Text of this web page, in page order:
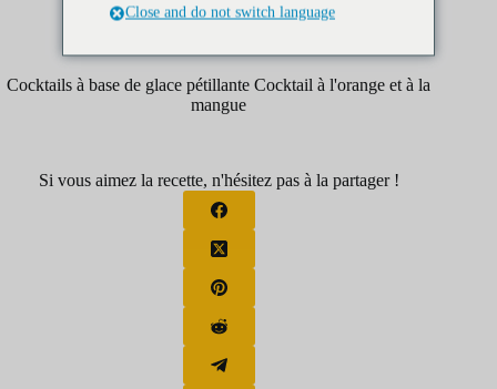
Cocktails à base de glace pétillante Cocktail à l'orange et à la
mangue
Si vous aimez la recette, n'hésitez pas à la partager !
Close and do not switch language